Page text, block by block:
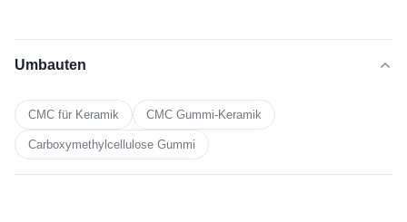
Umbauten
CMC für Keramik CMC Gummi-Keramik
Carboxymethylcellulose Gummi